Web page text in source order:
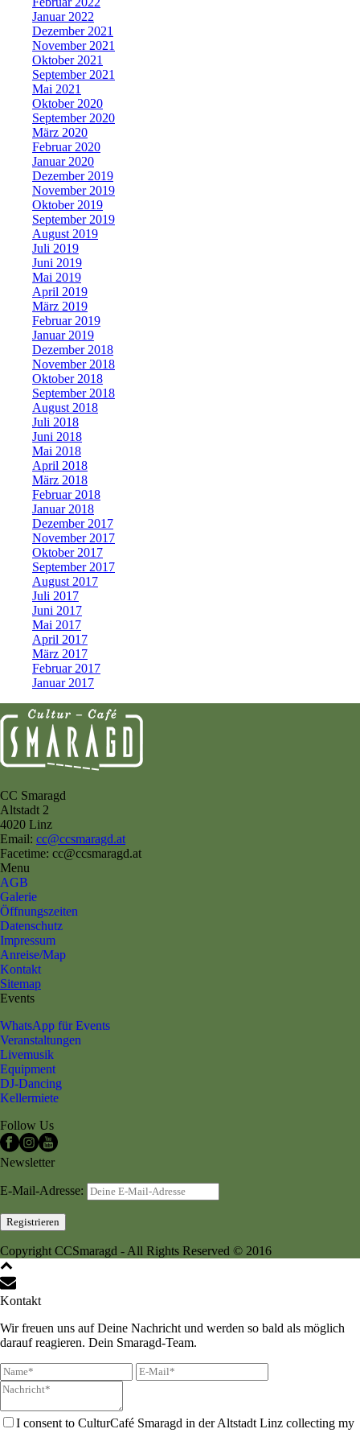
Januar 2022
Dezember 2021
November 2021
Oktober 2021
September 2021
Mai 2021
Oktober 2020
September 2020
März 2020
Februar 2020
Januar 2020
Dezember 2019
November 2019
Oktober 2019
September 2019
August 2019
Juli 2019
Juni 2019
Mai 2019
April 2019
März 2019
Februar 2019
Januar 2019
Dezember 2018
November 2018
Oktober 2018
September 2018
August 2018
Juli 2018
Juni 2018
Mai 2018
April 2018
März 2018
Februar 2018
Januar 2018
Dezember 2017
November 2017
Oktober 2017
September 2017
August 2017
Juli 2017
Juni 2017
Mai 2017
April 2017
März 2017
Februar 2017
Januar 2017
CC Smaragd
Altstadt 2
4020 Linz
Email: cc@ccsmaragd.at
Facetime: cc@ccsmaragd.at
Menu
AGB
Galerie
Öffnungszeiten
Datenschutz
Impressum
Anreise/Map
Kontakt
Sitemap
Events
WhatsApp für Events
Veranstaltungen
Livemusik
Equipment
DJ-Dancing
Kellermiete
Follow Us
Newsletter
E-Mail-Adresse:
Copyright CCSmaragd - All Rights Reserved © 2016
Kontakt
Wir freuen uns auf Deine Nachricht und werden so bald als möglich
darauf reagieren. Dein Smaragd-Team.
I consent to CulturCafé Smaragd in der Altstadt Linz collecting my